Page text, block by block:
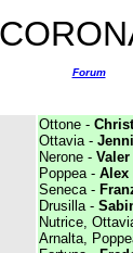
Forum
Ottone -
Ottavia -
Nerone -
Poppea - Alex
Seneca -
Drusilla -
Nutrice,
Arnalta,